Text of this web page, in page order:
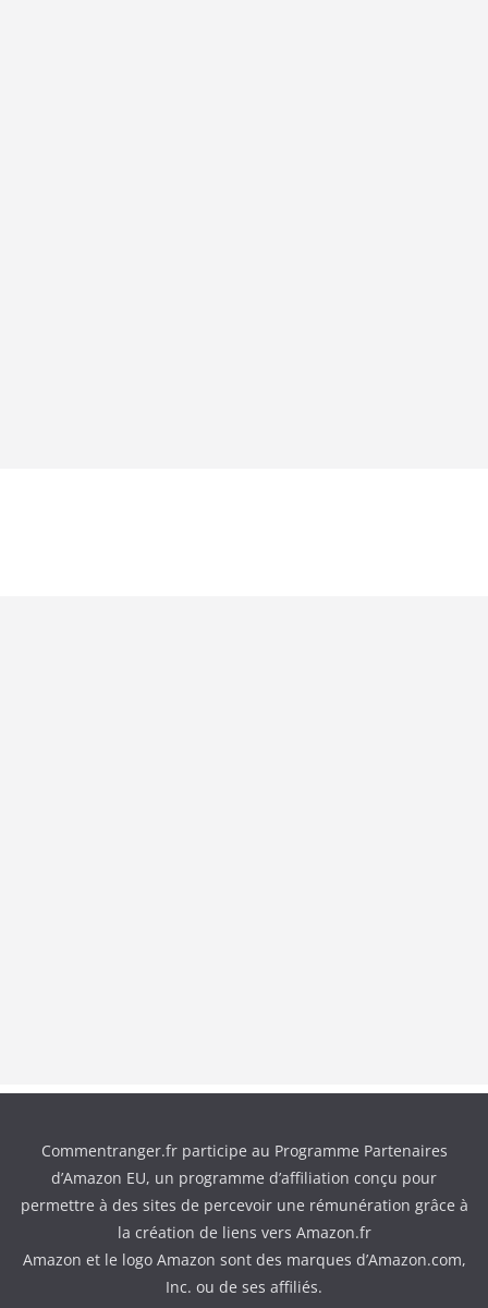
Commentranger.fr participe au Programme Partenaires
d’Amazon EU, un programme d’affiliation conçu pour
permettre à des sites de percevoir une rémunération grâce à
la création de liens vers Amazon.fr
Amazon et le logo Amazon sont des marques d’Amazon.com,
Inc. ou de ses affiliés.